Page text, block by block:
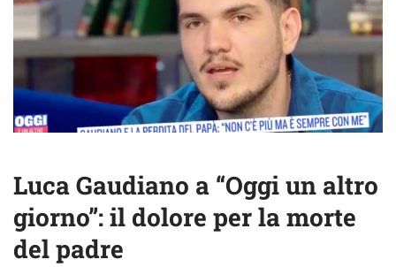
Luca Gaudiano a “Oggi un altro
giorno”: il dolore per la morte
del padre